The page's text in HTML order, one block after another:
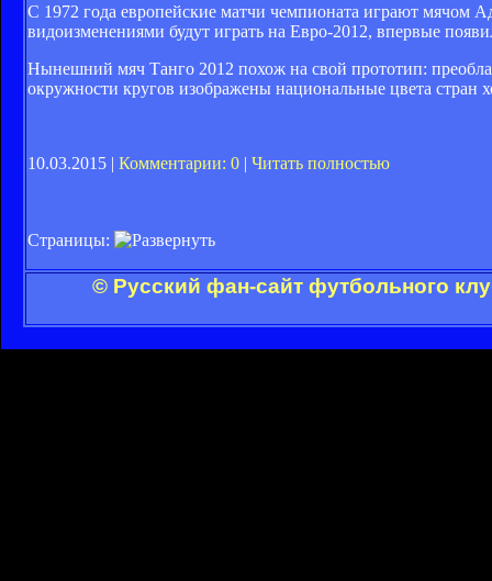
С 1972 года европейские матчи чемпионата играют мячом
видоизменениями будут играть на Евро-2012, впервые
Нынешний мяч Танго 2012 похож на свой прототип:
окружности кругов изображены национальные цвета стран
10.03.2015 | Комментарии: 0 | Читать полностью
Страницы:
© Русский фан-сайт футбольного